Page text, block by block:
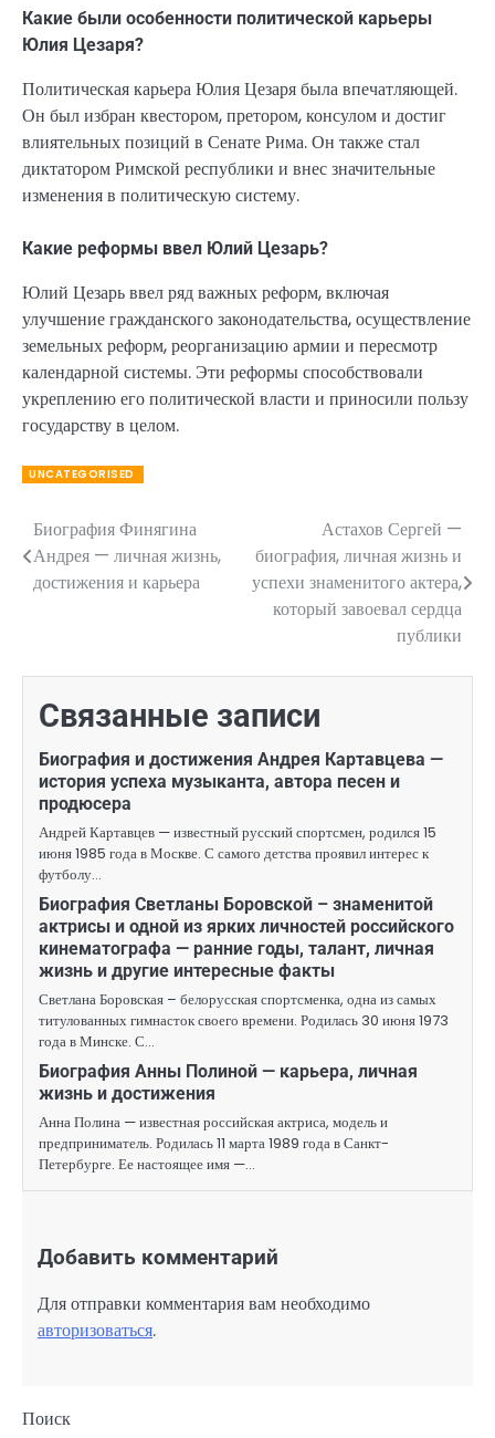
Какие были особенности политической карьеры
Юлия Цезаря?
Политическая карьера Юлия Цезаря была впечатляющей.
Он был избран квестором, претором, консулом и достиг
влиятельных позиций в Сенате Рима. Он также стал
диктатором Римской республики и внес значительные
изменения в политическую систему.
Какие реформы ввел Юлий Цезарь?
Юлий Цезарь ввел ряд важных реформ, включая
улучшение гражданского законодательства, осуществление
земельных реформ, реорганизацию армии и пересмотр
календарной системы. Эти реформы способствовали
укреплению его политической власти и приносили пользу
государству в целом.
UNCATEGORISED
Навигация
по
Биография Финягина
Андрея — личная жизнь,
достижения и карьера
Астахов Сергей —
биография, личная жизнь и
успехи знаменитого актера,
который завоевал сердца
публики
Связанные записи
Биография и достижения Андрея Картавцева —
история успеха музыканта, автора песен и
продюсера
Андрей Картавцев — известный русский спортсмен, родился 15
июня 1985 года в Москве. С самого детства проявил интерес к
футболу…
Биография Светланы Боровской – знаменитой
актрисы и одной из ярких личностей российского
кинематографа — ранние годы, талант, личная
жизнь и другие интересные факты
Светлана Боровская – белорусская спортсменка, одна из самых
титулованных гимнасток своего времени. Родилась 30 июня 1973
года в Минске. С…
Биография Анны Полиной — карьера, личная
жизнь и достижения
Анна Полина — известная российская актриса, модель и
предприниматель. Родилась 11 марта 1989 года в Санкт-
Петербурге. Ее настоящее имя —…
Добавить комментарий
Для отправки комментария вам необходимо
авторизоваться.
Поиск